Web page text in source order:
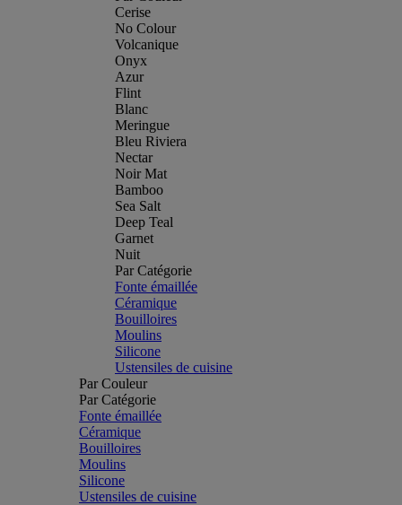
Cerise
No Colour
Volcanique
Onyx
Azur
Flint
Blanc
Meringue
Bleu Riviera
Nectar
Noir Mat
Bamboo
Sea Salt
Deep Teal
Garnet
Nuit
Par Catégorie
Fonte émaillée
Céramique
Bouilloires
Moulins
Silicone
Ustensiles de cuisine
Par Couleur
Par Catégorie
Fonte émaillée
Céramique
Bouilloires
Moulins
Silicone
Ustensiles de cuisine